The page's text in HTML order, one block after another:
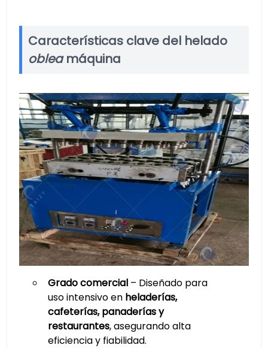
Características clave del helado
obleamáquina
Grado comercial– Diseñado para
uso intensivo en heladerías,
cafeterías, panaderías y
restaurantes, asegurando alta
eficiencia y fiabilidad.